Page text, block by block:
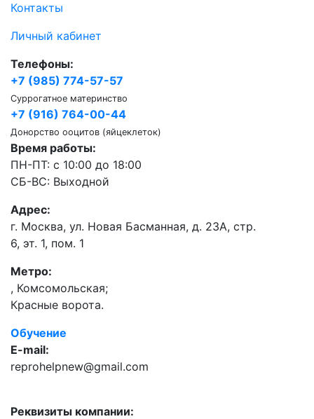
Контакты
Личный кабинет
Телефоны:
+7 (985) 774-57-57
Суррогатное материнство
+7 (916) 764-00-44
Донорство ооцитов (яйцеклеток)
Время работы:
ПН-ПТ: с 10:00 до 18:00
СБ-ВС: Выходной
Адрес:
г. Москва, ул. Новая Басманная, д. 23А, стр.
6, эт. 1, пом. 1
Метро:
, Комсомольская;
Красные ворота.
Обучение
E-mail:
reprohelpnew@gmail.com
Реквизиты компании: